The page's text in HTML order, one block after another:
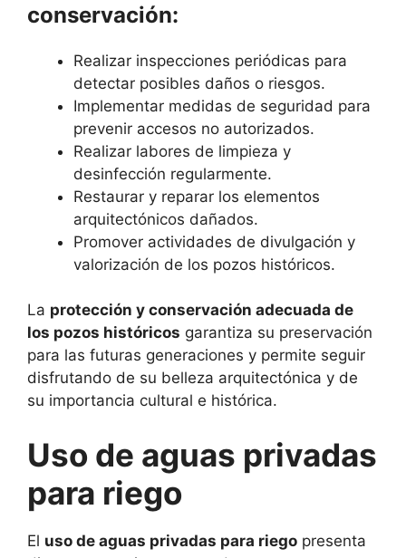
conservación:
Realizar inspecciones periódicas para
detectar posibles daños o riesgos.
Implementar medidas de seguridad para
prevenir accesos no autorizados.
Realizar labores de limpieza y
desinfección regularmente.
Restaurar y reparar los elementos
arquitectónicos dañados.
Promover actividades de divulgación y
valorización de los pozos históricos.
La protección y conservación adecuada de
los pozos históricos garantiza su preservación
para las futuras generaciones y permite seguir
disfrutando de su belleza arquitectónica y de
su importancia cultural e histórica.
Uso de aguas privadas
para riego
El uso de aguas privadas para riego presenta